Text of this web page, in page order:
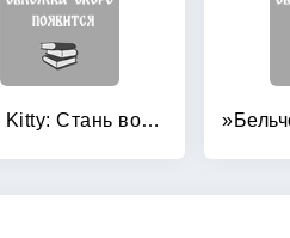
Hello Kitty: Стань волшебницей